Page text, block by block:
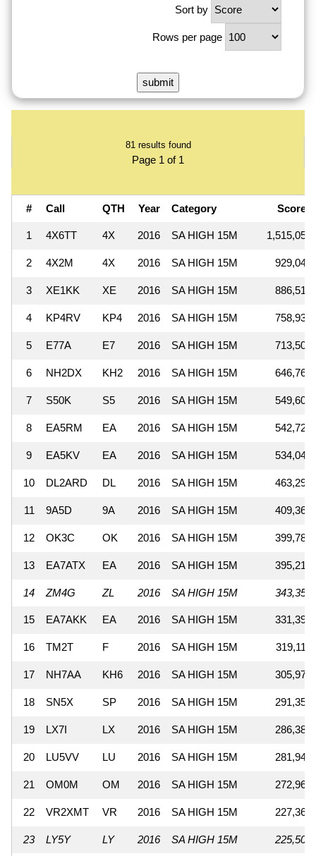
Sort by
Rows per page
81 results found
Page 1 of 1
# Call QTH Year Category Score
1 4X6TT 4X 2016 SA HIGH 15M 1,515,057
2 4X2M 4X 2016 SA HIGH 15M 929,040
3 XE1KK XE 2016 SA HIGH 15M 886,512
4 KP4RV KP4 2016 SA HIGH 15M 758,930
5 E77A E7 2016 SA HIGH 15M 713,504
6 NH2DX KH2 2016 SA HIGH 15M 646,760
7 S50K S5 2016 SA HIGH 15M 549,608
8 EA5RM EA 2016 SA HIGH 15M 542,722
9 EA5KV EA 2016 SA HIGH 15M 534,040
10 DL2ARD DL 2016 SA HIGH 15M 463,296
11 9A5D 9A 2016 SA HIGH 15M 409,360
12 OK3C OK 2016 SA HIGH 15M 399,785
13 EA7ATX EA 2016 SA HIGH 15M 395,216
14 ZM4G ZL 2016 SA HIGH 15M 343,350
15 EA7AKK EA 2016 SA HIGH 15M 331,390
16 TM2T F 2016 SA HIGH 15M 319,110
17 NH7AA KH6 2016 SA HIGH 15M 305,970
18 SN5X SP 2016 SA HIGH 15M 291,356
19 LX7I LX 2016 SA HIGH 15M 286,380
20 LU5VV LU 2016 SA HIGH 15M 281,944
21 OM0M OM 2016 SA HIGH 15M 272,964
22 VR2XMT VR 2016 SA HIGH 15M 227,360
23 LY5Y LY 2016 SA HIGH 15M 225,502